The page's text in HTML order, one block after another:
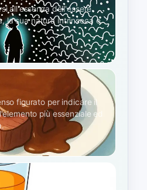
all'essenza dell'essere
la sua natura intrinseca e
figurato per indicare il
più essenziale ed